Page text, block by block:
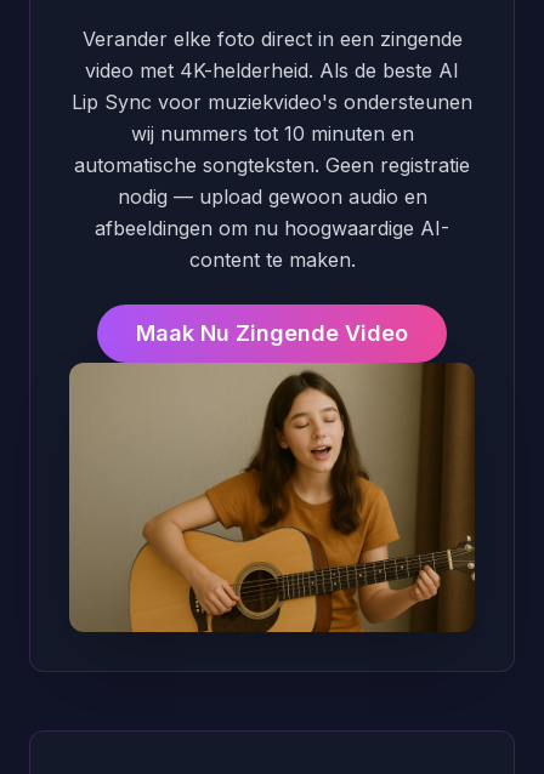
Verander elke foto direct in een zingende
video met 4K-helderheid. Als de beste AI
Lip Sync voor muziekvideo's ondersteunen
wij nummers tot 10 minuten en
automatische songteksten. Geen registratie
nodig — upload gewoon audio en
afbeeldingen om nu hoogwaardige AI-
content te maken.
Maak Nu Zingende Video